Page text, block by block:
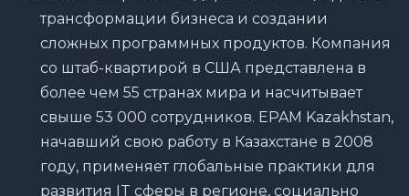
трансформации бизнеса и создании
сложных программных продуктов. Компания
со штаб-квартирой в США представлена в
более чем 55 странах мира и насчитывает
свыше 53 000 сотрудников. EPAM Kazakhstan,
начавший свою работу в Казахстане в 2008
году, применяет глобальные практики для
развития IT сферы в регионе, социально